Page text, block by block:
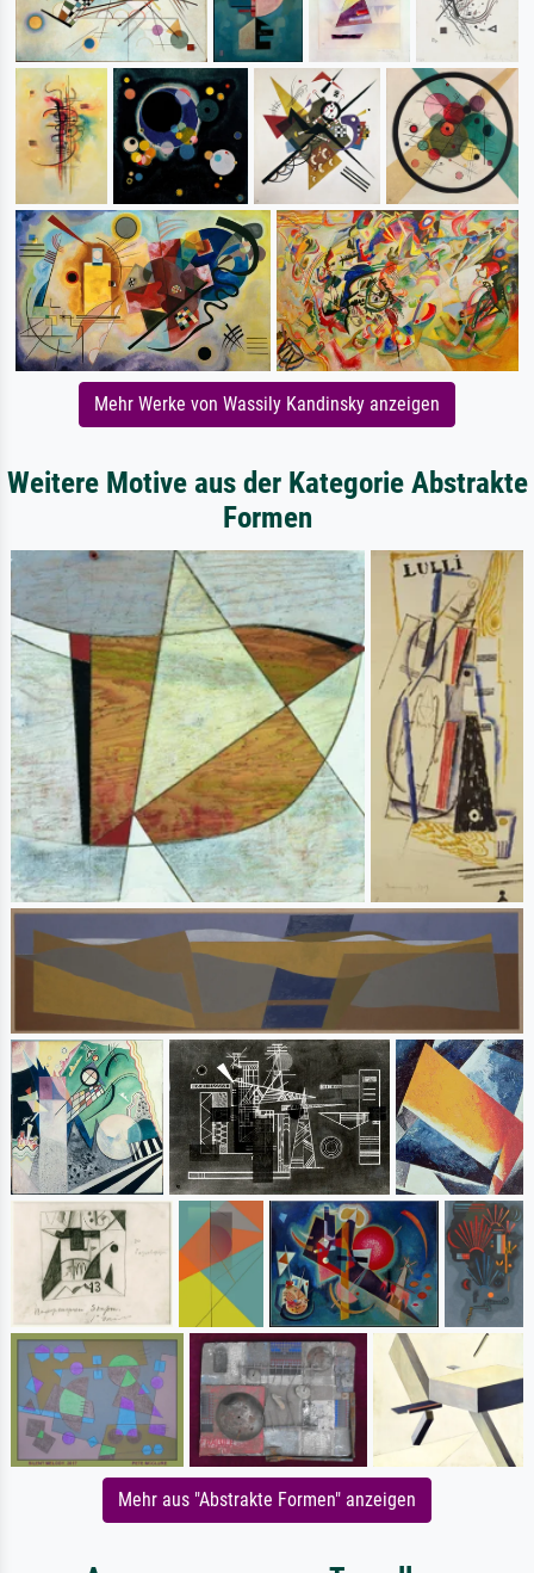
Mehr Werke von Wassily Kandinsky anzeigen
Weitere Motive aus der Kategorie Abstrakte
Formen
Mehr aus "Abstrakte Formen" anzeigen